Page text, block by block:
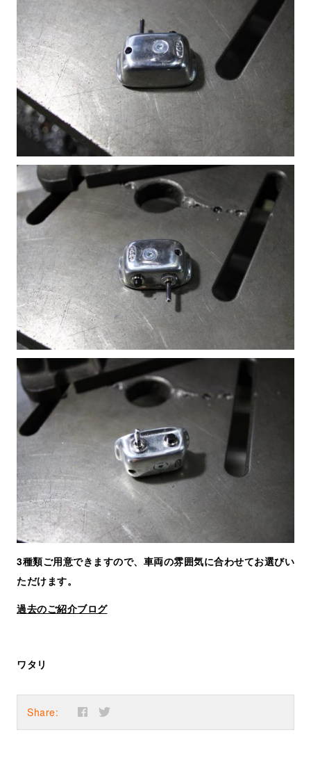
3種類ご用意できますので、車両の雰囲気に合わせてお選びい
ただけます。
過去のご紹介ブログ
ワタリ
Share: